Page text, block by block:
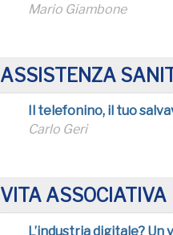
Mario Giambone
ASSISTENZA
Il telefonino, il tuo
Carlo Geri
VITA ASSOCIATIVA
L’industria digitale? Un